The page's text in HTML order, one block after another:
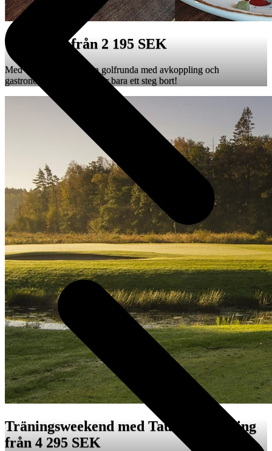
Golfpaket från 2 195 SEK
Med vårt golfpaket är en golfrunda med avkoppling och
gastronomiska höjdpunkter bara ett steg bort!
Träningsweekend med Taudien Training
från 4 295 SEK